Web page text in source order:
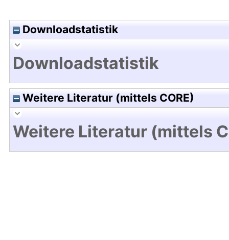
Downloadstatistik
Downloadstatistik
Weitere Literatur (mittels CORE)
Weitere Literatur (mittels